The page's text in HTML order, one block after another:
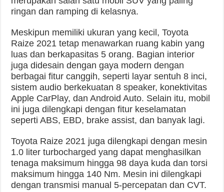
ringan dan ramping di kelasnya.
Meskipun memiliki ukuran yang kecil, Toyota
Raize 2021 tetap menawarkan ruang kabin yang
luas dan berkapasitas 5 orang. Bagian interior
juga didesain dengan gaya modern dengan
berbagai fitur canggih, seperti layar sentuh 8 inci,
sistem audio berkekuatan 8 speaker, konektivitas
Apple CarPlay, dan Android Auto. Selain itu, mobil
ini juga dilengkapi dengan fitur keselamatan
seperti ABS, EBD, brake assist, dan banyak lagi.
Toyota Raize 2021 juga dilengkapi dengan mesin
1.0 liter turbocharged yang dapat menghasilkan
tenaga maksimum hingga 98 daya kuda dan torsi
maksimum hingga 140 Nm. Mesin ini dilengkapi
dengan transmisi manual 5-percepatan dan CVT.